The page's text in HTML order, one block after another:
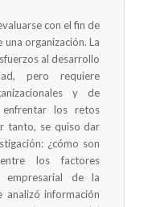
con el fin de
organización. La
al desarrollo
pero requiere
y de
enfrentar los retos
tanto, se quiso dar
¿cómo son
los factores
empresarial de la
analizó información